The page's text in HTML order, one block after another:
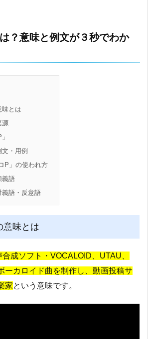
？意味と例文が３秒でわか
味とは
源
・用例
P」の使われ方
義語
義語・反意語
意味とは
合成ソフト・VOCALOID、UTAU、
ーカロイド曲を制作し、動画投稿サ
家という意味です。